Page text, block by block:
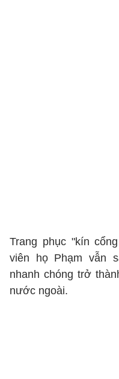
Trang phục "kín
viên họ Phạm vẫn
nhanh chóng trở
nước ngoài.